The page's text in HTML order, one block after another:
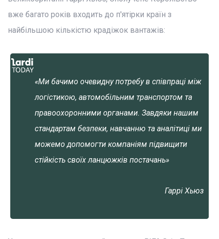
вже багато років входить до п'ятірки країн з
найбільшою кількістю крадіжок вантажів:
«Ми бачимо очевидну потребу в співпраці між
логістикою, автомобільним транспортом та
правоохоронними органами. Завдяки нашим
стандартам безпеки, навчанню та аналітиці ми
можемо допомогти компаніям підвищити
стійкість своїх ланцюжків постачань»
Гаррі Хьюз